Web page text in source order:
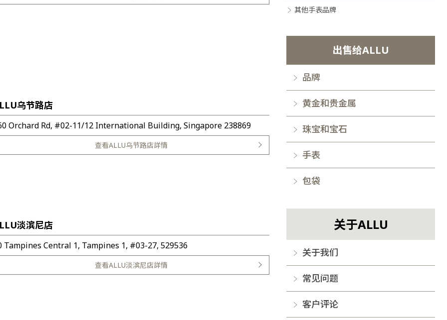
乌节路店
Orchard Rd, #02-11/12 International Building, Singapore 238869
查看ALLU乌节路店詳情
淡滨尼店
Tampines Central 1, Tampines 1, #03-27, 529536
查看ALLU淡滨尼店詳情
其他手表品牌
出售给ALLU
品牌
黄金和贵金属
珠宝和宝石
手表
包袋
关于ALLU
关于我们
常见问题
客户评论